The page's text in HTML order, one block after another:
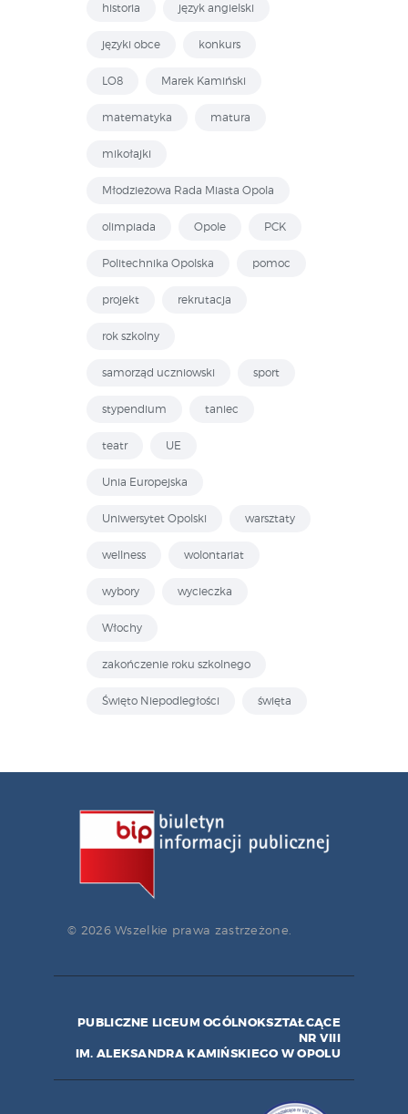
historia język angielski
języki obce konkurs
LO8 Marek Kamiński
matematyka matura
mikołajki
Młodzieżowa Rada Miasta Opola
olimpiada Opole PCK
Politechnika Opolska pomoc
projekt rekrutacja
rok szkolny
samorząd uczniowski sport
stypendium taniec
teatr UE
Unia Europejska
Uniwersytet Opolski warsztaty
wellness wolontariat
wybory wycieczka
Włochy
zakończenie roku szkolnego
Święto Niepodległości święta
© 2026 Wszelkie prawa zastrzeżone.
PUBLICZNE LICEUM OGÓLNOKSZTAŁCĄCE
NR VIII
IM. ALEKSANDRA KAMIŃSKIEGO W OPOLU